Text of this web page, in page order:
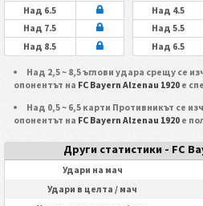
Над 6.5
Над 7.5
Над 8.5
Над 4.5
Над 5.5
Над 6.5
Над 2,5 ~ 8,5 ъглови удара срещу се
опонентът на FC Bayern Alzenau 1920е
Над 0,5 ~ 6,5 карти Противникът се
опонентът на FC Bayern Alzenau 1920е
Други статистики - FC
Удари на мач
Удари в целта / мач